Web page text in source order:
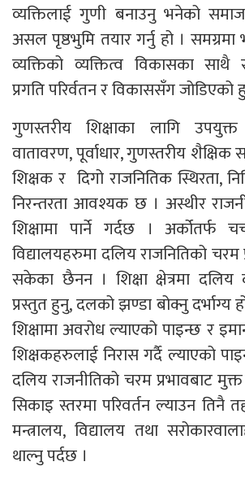
व्यक्तिलाई गुणी बनाउनु भनेको
असल पृष्ठभुमि तयार गर्नु हो । समग्रमा
व्यक्तिको व्यक्तित्व विकासका साथै
प्रगति परिर्वतन र विकाससँग जोडिएको
गुणस्तरीय शिक्षाका लागि
वातावरण, पूर्वाधार, गुणस्तरीय शैक्षिक
शिक्षक र दिगो राजनितिक स्थिरता,
निरन्तरता आवश्यक छ । अस्थीर
शिक्षामा पार्ने गर्दछ । अर्कोतर्फ
विद्यालयहरुमा दलिय राजनितिको चरम
सकेका छैनन । शिक्षा क्षेत्रमा दलिय
प्रस्तुत हुनु, दलको झण्डा बोक्नु
शिक्षामा अवरोध ल्याएको पाइन्छ र
शिक्षकहरुलाई निरास गर्दै ल्याएको
दलिय राजनीतिको चरम प्रभावबाट मुक्त
सिकाइ स्तरमा परिवर्तन ल्याउन तिनै
मन्त्रालय, विद्यालय तथा
थाल्नु पर्दछ ।